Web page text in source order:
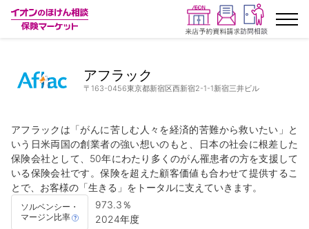
ランキングから探す
保険会社から探す
イオンカード会員さま専用保険
キャンペーン一覧
アフラック
〒163-0456東京都新宿区西新宿2-1-1新宿三井ビル
アフラックは「がんに苦しむ人々を経済的苦難から救いたい」と
いう日米両国の創業者の強い想いのもと、日本の社会に根差した
保険会社として、50年にわたり多くのがん罹患者の方を支援して
いる保険会社です。保険を超えた顧客価値も合わせて提供するこ
とで、お客様の「生きる」をトータルに支えていきます。
ソルベンシー・
マージン比率
973.3％
2024年度